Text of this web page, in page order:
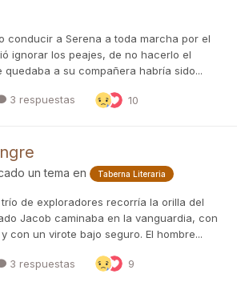
conducir a Serena a toda marcha por el
ignorar los peajes, de no hacerlo el
quedaba a su compañera habría sido...
3 respuestas 10
un tema en Taberna Literaria
de exploradores recorría la orilla del
Jacob caminaba en la vanguardia, con
con un virote bajo seguro. El hombre...
3 respuestas 9